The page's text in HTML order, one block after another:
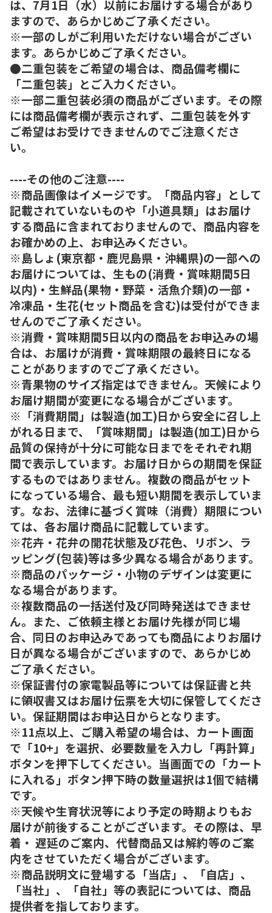
は、7月1日（水）以前にお届けする場合があり
ますので、あらかじめご了承ください。
※一部のしがご利用いただけない場合がござい
ます。あらかじめご了承ください。
●二重包装をご希望の場合は、商品備考欄に
「二重包装」とご入力ください。
※一部二重包装必須の商品がございます。その際
には商品備考欄が表示されず、二重包装を外す
ご希望はお受けできませんのでご注意くださ
い。
----その他のご注意----
※商品画像はイメージです。「商品内容」として
記載されていないものや「小道具類」はお届け
する商品に含まれておりませんので、商品内容を
お確かめの上、お申込みください。
※島しょ(東京都・鹿児島県・沖縄県)の一部への
お届けについては、生もの(消費・賞味期間5日
以内)・生鮮品(果物・野菜・活魚介類)の一部・
冷凍品・生花(セット商品を含む)は受付ができま
せんのでご了承ください。
※消費・賞味期間5日以内の商品をお申込みの場
合は、お届けが消費・賞味期限の最終日になる
ことがありますのでご了承ください。
※青果物のサイズ指定はできません。天候により
お届け期間が変更になる場合がございます。
※「消費期間」は製造(加工)日から安全に召し上
がれる日まで、「賞味期間」は製造(加工)日から
品質の保持が十分に可能な日までをそれぞれ期
間で表示しています。お届け日からの期間を保証
するものではありません。複数の商品がセット
になっている場合、最も短い期間を表示していま
す。なお、法律に基づく賞味（消費）期限につい
ては、各お届け商品に記載しています。
※花卉・花弁の開花状態及び花色、リボン、ラ
ッピング(包装)等は多少異なる場合があります。
※商品のパッケージ・小物のデザインは変更に
なる場合があります。
※複数商品の一括送付及び同時発送はできませ
ん。また、ご依頼主様とお届け先様が同じ場
合、同日のお申込みであっても商品によりお届け
日が異なる場合がございますので、あらかじめ
ご了承ください。
※保証書付の家電製品等については保証書と共
に領収書又はお届け伝票を大切に保管してくださ
い。保証期間はお申込日からとなります。
※11点以上、ご購入希望の場合は、カート画面
で「10+」を選択、必要数量を入力し「再計算」
ボタンを押下してください。当画面での「カート
に入れる」ボタン押下時の数量選択は1個で結構
です。
※天候や生育状況等により予定の時期よりもお
届けが前後することがございます。その際は、早
着・ 遅延のご案内、代替商品又は解約等のご案
内をさせていただく場合がございます。
※商品説明文に登場する「当店」、「自店」、
「当社」、「自社」等の表記については、商品
提供者を指しております。